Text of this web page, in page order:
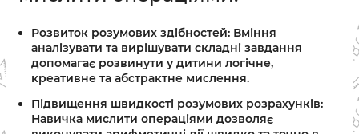
Розвиток розумових здібностей: Вміння
аналізувати та вирішувати складні завдання
допомагає розвинути у дитини логічне,
креативне та абстрактне мислення.
Підвищення швидкості розумових розрахунків:
Навичка мислити операціями дозволяє